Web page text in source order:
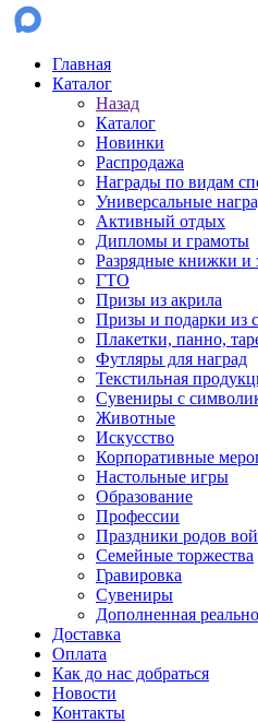
Главная
Каталог
Назад
Каталог
Новинки
Распродажа
Награды по видам
Универсальные
Активный отдых
Дипломы и грамоты
Разрядные книжки и
ГТО
Призы из акрила
Призы и подарки из
Плакетки, панно,
Футляры для наград
Текстильная
Сувениры с
Животные
Искусство
Корпоративные
Настольные игры
Образование
Профессии
Праздники родов
Семейные торжества
Гравировка
Сувениры
Дополненная
Доставка
Оплата
Как до нас добраться
Новости
Контакты